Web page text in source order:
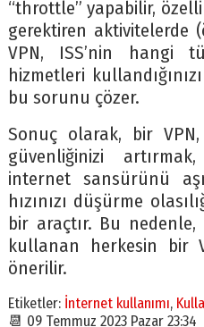
“throttle” yapabilir,
gerektiren aktivitelerde
VPN, ISS’nin hangi
hizmetleri
bu sorunu çözer.
Sonuç olarak, bir
güvenliğinizi
internet sansürünü
hızınızı düşürme
bir araçtır. Bu
kullanan herkesin bir
önerilir.
Etiketler: İnternet kullanımı,
📆 09 Temmuz 2023 Pazar